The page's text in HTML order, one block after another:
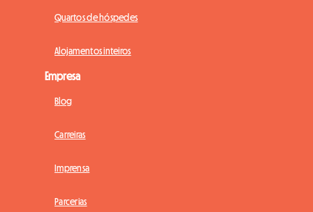
Quartos de hóspedes
Alojamentos inteiros
Empresa
Blog
Carreiras
Imprensa
Parcerias